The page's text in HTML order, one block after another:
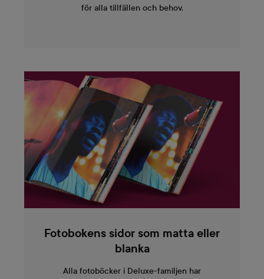
för alla tillfällen och behov.
Fotobokens sidor som matta eller
blanka
Alla fotoböcker i Deluxe-familjen har